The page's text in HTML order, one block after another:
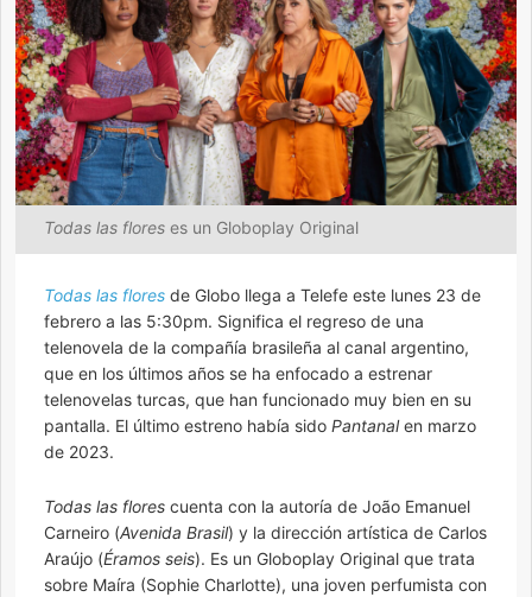
Todas las flores es un Globoplay Original
Todas las flores de Globo llega a Telefe este lunes 23 de
febrero a las 5:30pm. Significa el regreso de una
telenovela de la compañía brasileña al canal argentino,
que en los últimos años se ha enfocado a estrenar
telenovelas turcas, que han funcionado muy bien en su
pantalla. El último estreno había sido Pantanalen marzo
de 2023.
Todas las flores cuenta con la autoría de João Emanuel
Carneiro (Avenida Brasil) y la dirección artística de Carlos
Araújo (Éramos seis). Es un Globoplay Original que trata
sobre Maíra (Sophie Charlotte), una joven perfumista con